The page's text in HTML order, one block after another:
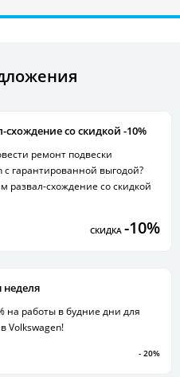
схождение со скидкой -10%
ремонт подвески
с гарантированной выгодой?
развал-схождение со скидкой
СКИДКА -10%
на работы в будние дни для
Volkswagen!
- 20%